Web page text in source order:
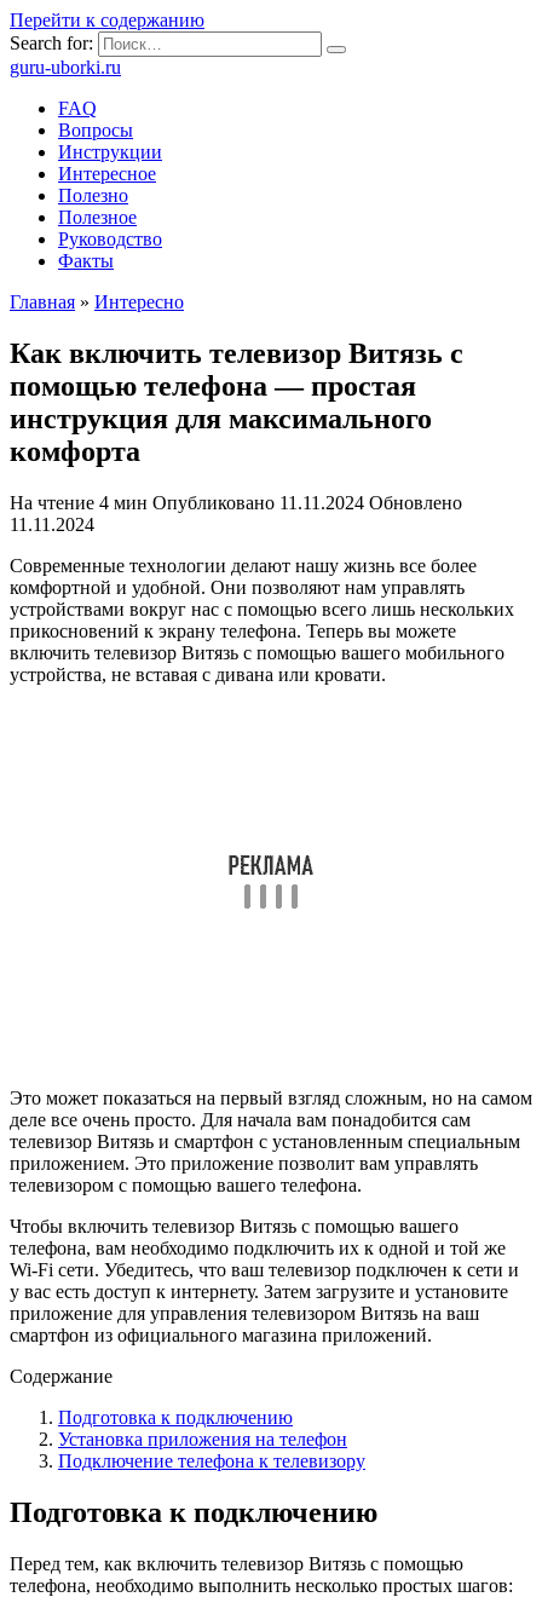
Перейти к содержанию
Search for:
guru-uborki.ru
FAQ
Вопросы
Инструкции
Интересное
Полезно
Полезное
Руководство
Факты
Главная » Интересно
Как включить телевизор Витязь с
помощью телефона — простая
инструкция для максимального
комфорта
На чтение 4 мин Опубликовано 11.11.2024 Обновлено
11.11.2024
Современные технологии делают нашу жизнь все более
комфортной и удобной. Они позволяют нам управлять
устройствами вокруг нас с помощью всего лишь нескольких
прикосновений к экрану телефона. Теперь вы можете
включить телевизор Витязь с помощью вашего мобильного
устройства, не вставая с дивана или кровати.
Это может показаться на первый взгляд сложным, но на самом
деле все очень просто. Для начала вам понадобится сам
телевизор Витязь и смартфон с установленным специальным
приложением. Это приложение позволит вам управлять
телевизором с помощью вашего телефона.
Чтобы включить телевизор Витязь с помощью вашего
телефона, вам необходимо подключить их к одной и той же
Wi-Fi сети. Убедитесь, что ваш телевизор подключен к сети и
у вас есть доступ к интернету. Затем загрузите и установите
приложение для управления телевизором Витязь на ваш
смартфон из официального магазина приложений.
Содержание
Подготовка к подключению
Установка приложения на телефон
Подключение телефона к телевизору
Подготовка к подключению
Перед тем, как включить телевизор Витязь с помощью
телефона, необходимо выполнить несколько простых шагов: